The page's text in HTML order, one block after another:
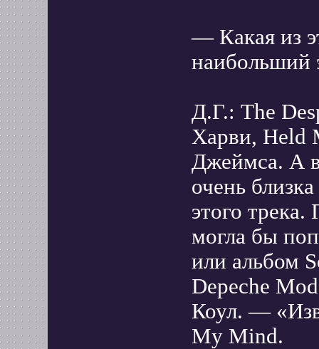
— Какая из
наибольший
Д.Г.: The
Харви, Held
Джеймса. А
очень
этого
могла бы
или альбом
Depeche
Коул. —
My Mind.